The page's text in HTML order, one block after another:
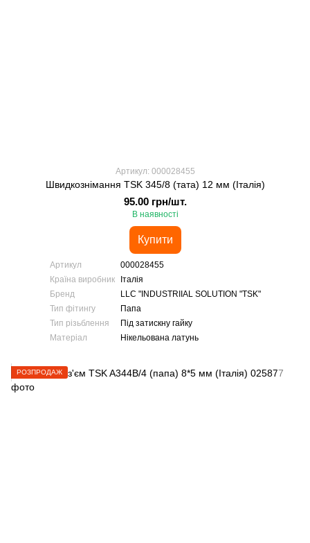
Артикул: 000028455
Швидкознімання TSK 345/8 (тата) 12 мм (Італія)
95.00 грн/шт.
В наявності
Купити
Артикул
000028455
Країна виробник
Італія
Бренд
LLC "INDUSTRIIAL SOLUTION "TSK"
Тип фітингу
Папа
Тип різьблення
Під затискну гайку
Матеріал
Нікельована латунь
РОЗПРОДАЖ